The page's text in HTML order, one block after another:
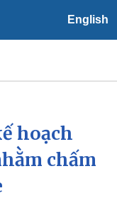
English
thời tiết
hoạch
chấm